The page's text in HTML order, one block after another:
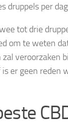
druppels per
tot drie
om te weten
veroorzaken
er geen reden